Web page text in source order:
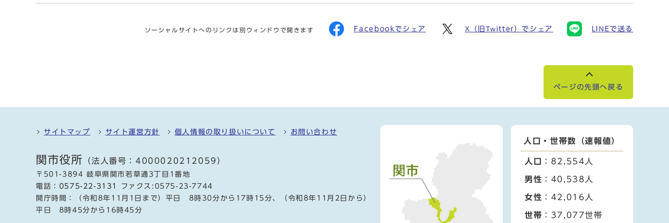
ソーシャルサイトへのリンクは別ウィンドウで開きます Facebookでシェア X（旧Twitter）でシェア LINEで送る
ページの先頭へ戻る
サイトマップ サイト運営方針 個人情報の取り扱いについて お問い合わせ
関市役所 （法人番号：4000020212059）
〒501-3894 岐阜県関市若草通3丁目1番地
電話： 0575-22-3131
ファクス:0575-23-7744
開庁時間：（令和8年11月1日まで）平日 8時30分から17時15分、（令和8年11月2日から）
平日 8時45分から16時45分
人口・世帯数（速報値）
人口 ：82,554人
男性 ：40,538人
女性 ：42,016人
世帯 ：37,077世帯